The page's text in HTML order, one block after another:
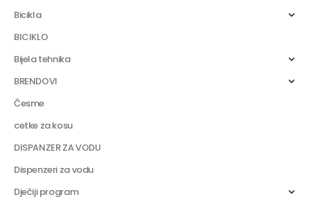
Bicikla
BICIKLO
Bijela tehnika
BRENDOVI
Česme
cetke za kosu
DISPANZER ZA VODU
Dispenzeri za vodu
Dječiji program